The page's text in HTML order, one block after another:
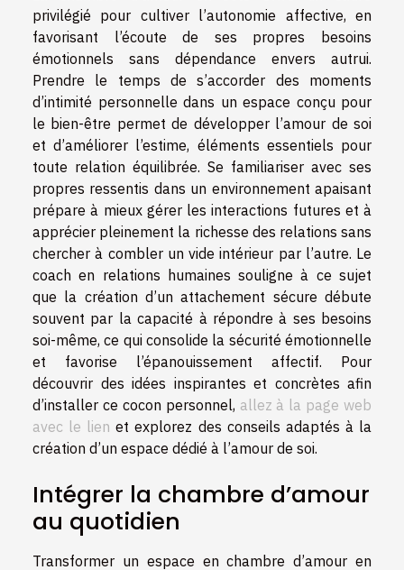
privilégié pour cultiver l’autonomie affective, en
favorisant l’écoute de ses propres besoins
émotionnels sans dépendance envers autrui.
Prendre le temps de s’accorder des moments
d’intimité personnelle dans un espace conçu pour
le bien-être permet de développer l’amour de soi
et d’améliorer l’estime, éléments essentiels pour
toute relation équilibrée. Se familiariser avec ses
propres ressentis dans un environnement apaisant
prépare à mieux gérer les interactions futures et à
apprécier pleinement la richesse des relations sans
chercher à combler un vide intérieur par l’autre. Le
coach en relations humaines souligne à ce sujet
que la création d’un attachement sécure débute
souvent par la capacité à répondre à ses besoins
soi-même, ce qui consolide la sécurité émotionnelle
et favorise l’épanouissement affectif. Pour
découvrir des idées inspirantes et concrètes afin
d’installer ce cocon personnel, allez à la page web
avec le lien et explorez des conseils adaptés à la
création d’un espace dédié à l’amour de soi.
Intégrer la chambre d’amour
au quotidien
Transformer un espace en chambre d’amour en